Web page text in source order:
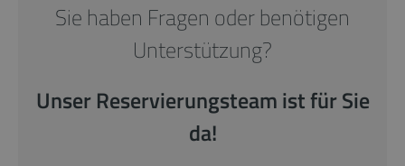
Sie haben Fragen oder benötigen
Unterstützung?
Unser Reservierungsteam ist für Sie
da!